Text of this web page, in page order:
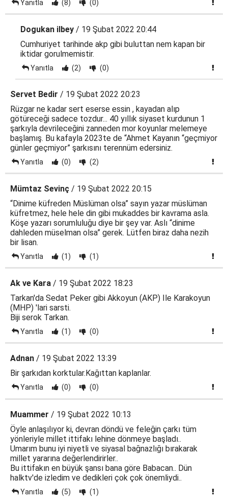
Yanıtla (8) (0)
Dogukan ilbey / 19 Şubat 2022 20:44
Cumhuriyet tarihinde akp gibi buluttan nem kapan bir
iktidar gorulmemistir.
Yanıtla (2) (0)
Servet Bedir / 19 Şubat 2022 20:23
Rüzgar ne kadar sert eserse essin , kayadan alıp
götüreceği sadece tozdur... 40 yıllık siyaset kurdunun 1
şarkıyla devrileceğini zanneden mor koyunlar melemeye
başlamış. Bu kafayla 2023te de “Ahmet Kayanın “geçmiyor
günler geçmiyor” şarkısını terennüm edersiniz.
Yanıtla (0) (2)
Mümtaz Sevinç / 19 Şubat 2022 20:15
“Dinime küfreden Müslüman olsa” sayın yazar müslüman
küfretmez, hele hele din gibi mukaddes bir kavrama asla.
Köşe yazarı sorumluluğu diye bir şey var. Aslı “dinime
dahleden müselman olsa” gerek. Lütfen biraz daha nezih
bir lisan.
Yanıtla (1) (1)
Ak ve Kara / 19 Şubat 2022 18:23
Tarkan'da Sedat Peker gibi Akkoyun (AKP) Ile Karakoyun
(MHP) 'lari sarsti.
Biji serok Tarkan.
Yanıtla (1) (0)
Adnan / 19 Şubat 2022 13:39
Bir şarkıdan korktular.Kağıttan kaplanlar.
Yanıtla (0) (0)
Muammer / 19 Şubat 2022 10:13
Öyle anlaşılıyor ki, devran döndü ve feleğin çarkı tüm
yönleriyle millet ittifakı lehine dönmeye başladı..
Umarım bunu iyi niyetli ve siyasal bağnazlığı bırakarak
millet yararına değerlendirirler..
Bu ittifakın en büyük şansı bana göre Babacan.. Dün
halktv'de izledim ve dedikleri çok çok önemliydi..
Yanıtla (5) (1)